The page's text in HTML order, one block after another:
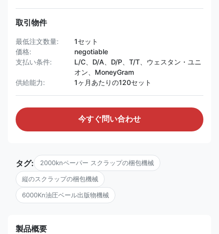
取引物件
最低注文数量:
1セット
価格:
negotiable
支払い条件:
L/C、D/A、D/P、T/T、ウェスタン・ユニ
オン、MoneyGram
供給能力:
1ヶ月あたりの120セット
今すぐ問い合わせ
タグ: 2000knペーパー スクラップの梱包機械
縦のスクラップの梱包機械
6000Kn油圧ベール出版物機械
製品概要